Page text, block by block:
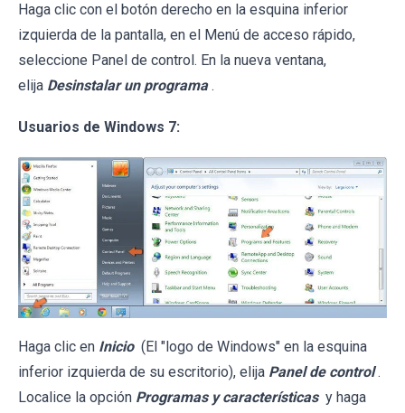
Haga clic con el botón derecho en la esquina inferior
izquierda de la pantalla, en el Menú de acceso rápido,
seleccione Panel de control. En la nueva ventana,
elija Desinstalar un programa .
Usuarios de Windows 7:
Haga clic en Inicio (El "logo de Windows" en la esquina
inferior izquierda de su escritorio), elija Panel de control .
Localice la opción Programas y características y haga